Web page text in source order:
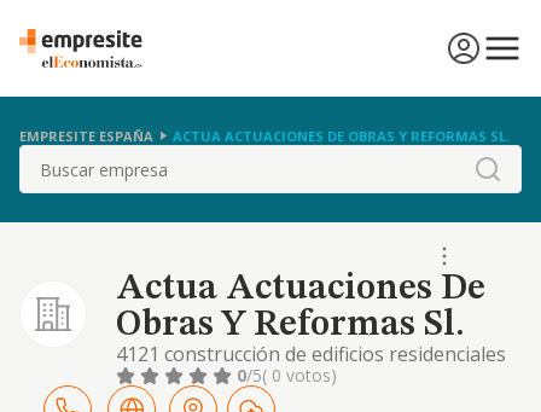
EMPRESITE ESPAÑA ACTUA ACTUACIONES DE OBRAS Y REFORMAS SL.
Buscar
Actua Actuaciones De
Obras Y Reformas Sl.
4121 construcción de edificios residenciales
0/5( 0 votos)